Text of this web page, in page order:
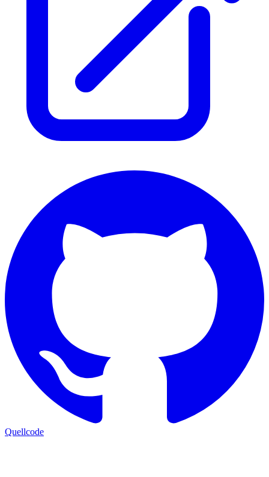
Quellcode